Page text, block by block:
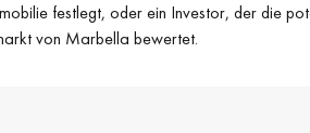
festlegt, oder ein Investor, der die
von Marbella bewertet.